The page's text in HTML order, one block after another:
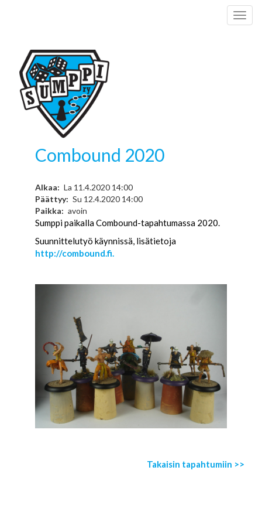
Combound 2020
Alkaa
La 11.4.2020 14:00
Päättyy
Su 12.4.2020 14:00
Paikka
avoin
Sumppi paikalla Combound-tapahtumassa 2020.
Suunnittelutyö käynnissä, lisätietoja
http://combound.fi.
Takaisin tapahtumiin >>